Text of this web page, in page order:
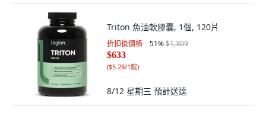
Triton 魚油軟膠囊, 1個, 120片
折扣後價格 51%$1,309
$633
($5.28/1錠)
8/12 星期三 預計送達